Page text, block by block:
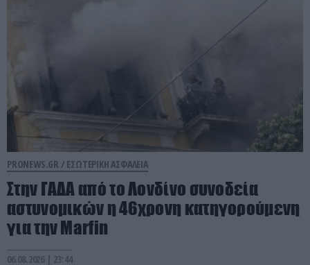
PRONEWS.GR / ΕΣΩΤΕΡΙΚΗ ΑΣΦΑΛΕΙΑ
Στην ΓΑΔΑ από το Λονδίνο συνοδεία
αστυνομικών η 46χρονη κατηγορούμενη
για την Marfin
06.08.2026 | 23:44